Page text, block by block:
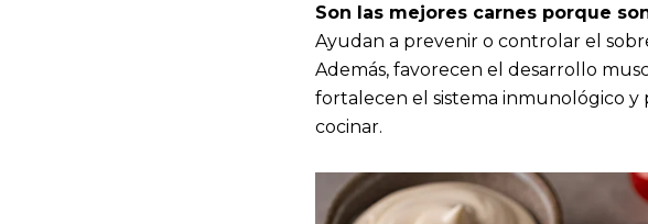
Son las mejores carnes porque
Ayudan a prevenir o controlar el
Además, favorecen el desarrollo
fortalecen el sistema inmunológico y
cocinar.